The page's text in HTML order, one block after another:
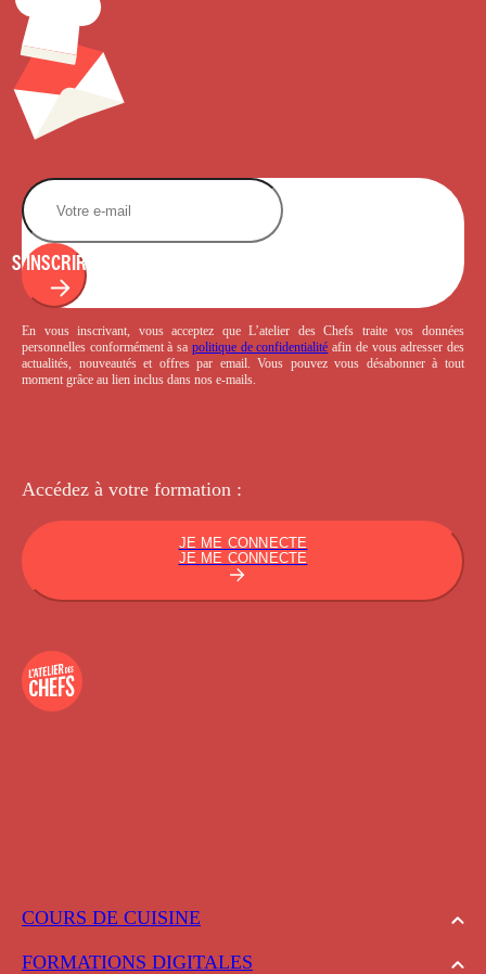
COURS DE CUISINE
FORMATIONS DIGITALES
S'INSCRIRE
En vous inscrivant, vous acceptez que L’atelier des Chefs traite vos données
personnelles conformément à sa politique de confidentialité afin de vous adresser des
actualités, nouveautés et offres par email. Vous pouvez vous désabonner à tout
moment grâce au lien inclus dans nos e-mails.
Accédez à votre formation :
JE ME CONNECTE
JE ME CONNECTE